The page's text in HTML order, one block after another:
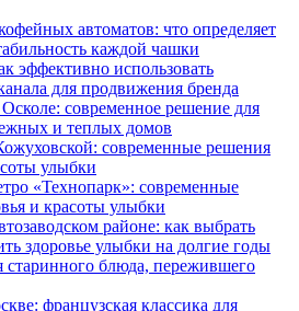
автоматов: что определяет
каждой чашки
эффективно использовать
для продвижения бренда
современное решение для
и теплых домов
современные решения
улыбки
«Технопарк»: современные
и красоты улыбки
районе: как выбрать
здоровье улыбки на долгие годы
старинного блюда, пережившего
французская классика для